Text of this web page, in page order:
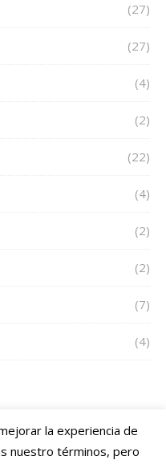
(27)
(27)
(4)
(2)
(22)
(4)
(2)
(2)
(7)
(4)
©
la experiencia de
nuestro términos, pero